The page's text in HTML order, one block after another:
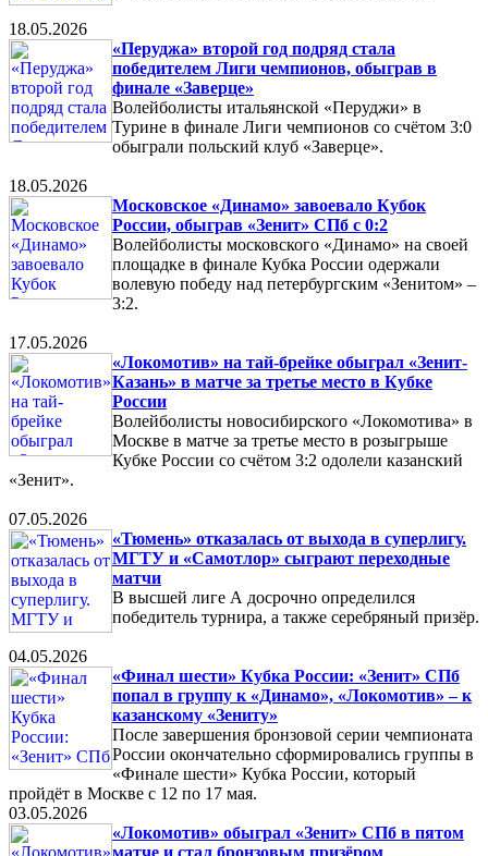
18.05.2026
«Перуджа» второй год подряд стала
победителем Лиги чемпионов, обыграв в
финале «Заверце»
Волейболисты итальянской «Перуджи» в
Турине в финале Лиги чемпионов со счётом 3:0
обыграли польский клуб «Заверце».
18.05.2026
Московское «Динамо» завоевало Кубок
России, обыграв «Зенит» СПб с 0:2
Волейболисты московского «Динамо» на своей
площадке в финале Кубка России одержали
волевую победу над петербургским «Зенитом» –
3:2.
17.05.2026
«Локомотив» на тай-брейке обыграл «Зенит-
Казань» в матче за третье место в Кубке
России
Волейболисты новосибирского «Локомотива» в
Москве в матче за третье место в розыгрыше
Кубке России со счётом 3:2 одолели казанский
«Зенит».
07.05.2026
«Тюмень» отказалась от выхода в суперлигу.
МГТУ и «Самотлор» сыграют переходные
матчи
В высшей лиге А досрочно определился
победитель турнира, а также серебряный призёр.
04.05.2026
«Финал шести» Кубка России: «Зенит» СПб
попал в группу к «Динамо», «Локомотив» – к
казанскому «Зениту»
После завершения бронзовой серии чемпионата
России окончательно сформировались группы в
«Финале шести» Кубка России, который
пройдёт в Москве с 12 по 17 мая.
03.05.2026
«Локомотив» обыграл «Зенит» СПб в пятом
матче и стал бронзовым призёром